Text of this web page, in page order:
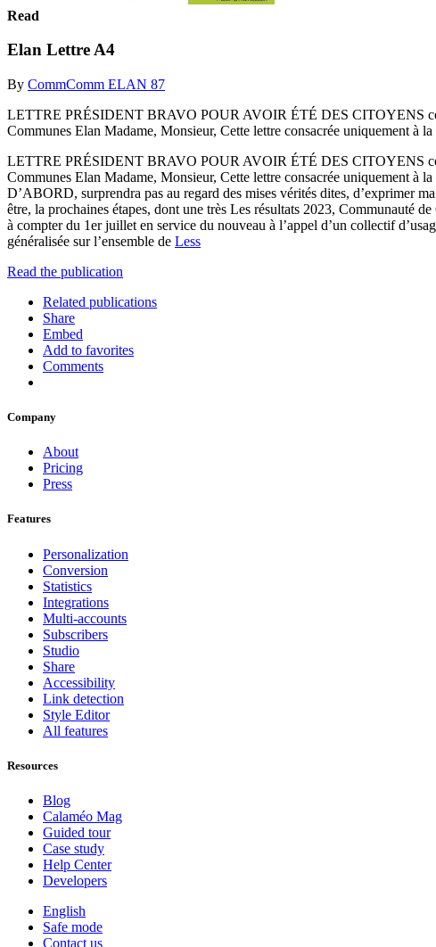
Read
Elan Lettre A4
By CommComm ELAN 87
LETTRE PRÉSIDENT BRAVO POUR AVOIR ÉTÉ DES CITOYENS
Communes Elan Madame, Monsieur, Cette lettre consacrée uniquement à
LETTRE PRÉSIDENT BRAVO POUR AVOIR ÉTÉ DES CITOYENS
Communes Elan Madame, Monsieur, Cette lettre consacrée uniquement à
D’ABORD, surprendra pas au regard des mises vérités dites, d’exprimer
être, la prochaines étapes, dont une très Les résultats 2023, Communauté
à compter du 1er juillet en service du nouveau à l’appel d’un collectif
généralisée sur l’ensemble de Less
Read the publication
Related publications
Share
Embed
Add to favorites
Comments
Company
About
Pricing
Press
Features
Personalization
Conversion
Statistics
Integrations
Multi-accounts
Subscribers
Studio
Share
Accessibility
Link detection
Style Editor
All features
Resources
Blog
Calaméo Mag
Guided tour
Case study
Help Center
Developers
English
Safe mode
Contact us